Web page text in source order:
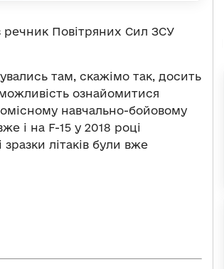
Повітряних Сил ЗСУ
там, скажімо так, досить
ознайомитися
навчально-бойовому
і на F-15 у 2018 році
літаків були вже